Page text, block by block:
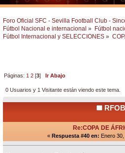
Foro Oficial SFC - Sevilla Football Club -
Fútbol Nacional e internacional » Fútbol
Fútbol Internacional y SELECCIONES »
Páginas: 1 2 [3]Ir Abajo
0 Usuarios y 1 Visitante están viendo este tema.
RFOB
Re:COPA DE
« Respuesta #40 en: Enero